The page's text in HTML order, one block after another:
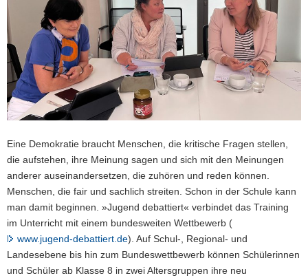
N
a
v
i
g
t
i
o
n
Eine Demokratie braucht Menschen, die kritische Fragen stellen,
die aufstehen, ihre Meinung sagen und sich mit den Meinungen
anderer auseinandersetzen, die zuhören und reden können.
Menschen, die fair und sachlich streiten. Schon in der Schule kann
man damit beginnen. »Jugend debattiert« verbindet das Training
im Unterricht mit einem bundesweiten Wettbewerb (
www.jugend-debattiert.de). Auf Schul-, Regional- und
Landesebene bis hin zum Bundeswettbewerb können Schülerinnen
und Schüler ab Klasse 8 in zwei Altersgruppen ihre neu